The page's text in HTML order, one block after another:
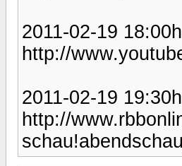
2011-02-19
http://
2011-02-19
http://